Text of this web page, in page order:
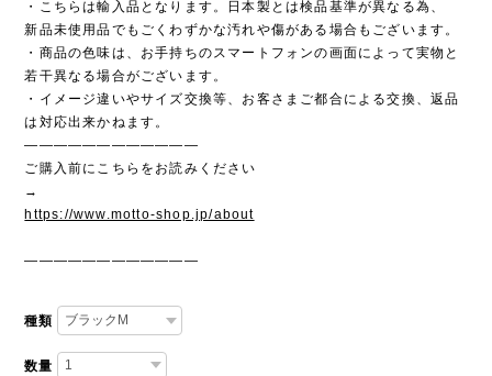
・こちらは輸入品となります。日本製とは検品基準が異なる為、
新品未使用品でもごくわずかな汚れや傷がある場合もございます。
・商品の色味は、お手持ちのスマートフォンの画面によって実物と
若干異なる場合がございます。
・イメージ違いやサイズ交換等、お客さまご都合による交換、返品
は対応出来かねます。
————————————
ご購入前にこちらをお読みください
→
https://www.motto-shop.jp/about
————————————
種類
数量